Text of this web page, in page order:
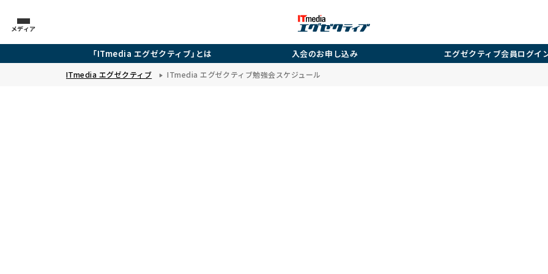
メディア
「ITmedia エグゼクティブ」とは 入会のお申し込み エグゼクティブ会員ログイ
ITmedia エグゼクティブ ITmedia エグゼクティブ勉強会スケジュール